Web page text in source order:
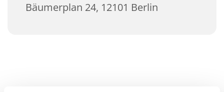
Bäumerplan 24, 12101 Berlin